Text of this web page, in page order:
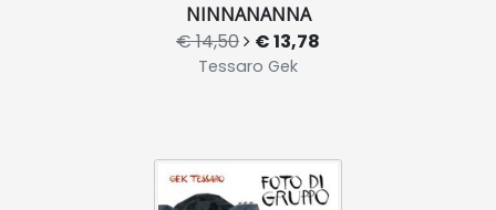
NINNANANNA
€ 14,50 € 13,78
Tessaro Gek